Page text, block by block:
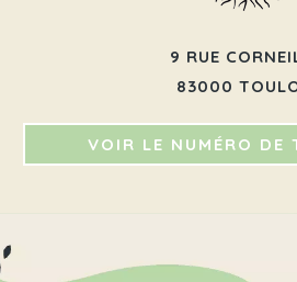
9 RUE
83000
VOIR LE NUMÉRO DE